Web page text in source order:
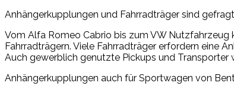
Anhängerkupplungen und Fahrradträger sind gefragt
Vom Alfa Romeo Cabrio bis zum VW Nutzfahrzeug
Fahrradträgern. Viele Fahrradträger erfordern eine
Auch gewerblich genutzte Pickups und
Anhängerkupplungen auch für Sportwagen von